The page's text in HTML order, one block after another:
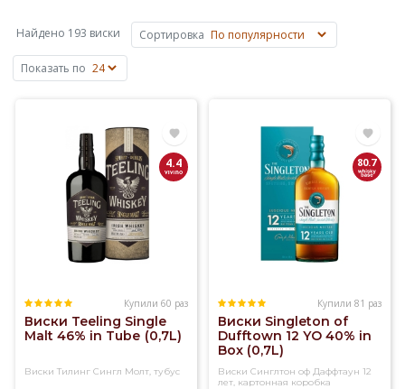
основе
ячменя,
пшеницы,
производят
Шотландии,
Ирландии,
Канаде,
известен
японский
Найдено 193 виски Сортировка
Показать по
4.4
Купили 60 раз
Виски Teeling Single
Malt 46% in Tubе (0,7L)
Виски Тилинг Сингл Молт, тубус
80.7
Купили 81 раз
Виски Singleton of
Dufftown 12 YO 40% in
Box (0,7L)
Виски Синглтон оф Даффтаун 12
лет, картонная коробка